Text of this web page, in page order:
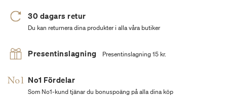
30 dagars retur
Du kan returnera dina produkter i alla våra butiker
Presentinslagning Presentinslagning 15 kr.
No1 Fördelar
Som No1-kund tjänar du bonuspoäng på alla dina köp